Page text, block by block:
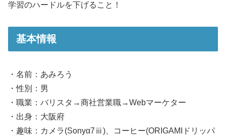
学習のハードルを下げること！
基本情報
・名前：あみろう
・性別：男
・職業：バリスタ→商社営業職→Webマーケター
・出身：大阪府
・趣味：カメラ(Sonyα7ⅲ)、コーヒー(ORIGAMIドリッパ